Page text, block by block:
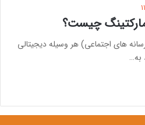
های اجتماعی) هر وسیله دیجیتالی
به…